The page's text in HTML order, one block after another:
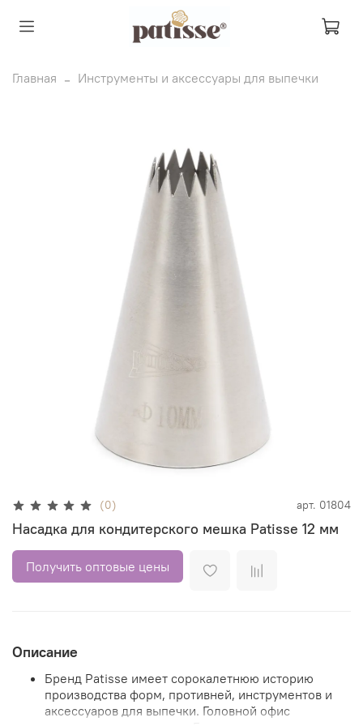
Главная Инструменты и аксессуары для выпечки
(0) арт. 01804
Насадка для кондитерского мешка Patisse 12 мм
Получить оптовые цены
Описание
Бренд Patisse имеет сорокалетнюю историю
производства форм, противней, инструментов и
аксессуаров для выпечки. Головной офис